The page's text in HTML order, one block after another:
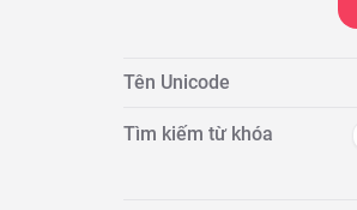
Tên Unicode
Tìm kiếm từ khóa